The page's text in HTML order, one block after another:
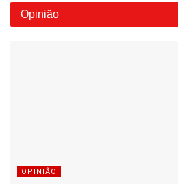
Opinião
OPINIÃO